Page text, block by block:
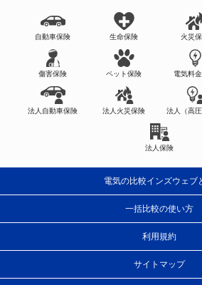
自動車保険 生命保険 火災
傷害保険 ペット保険 電気料
法人自動車保険 法人火災保険 法人（高
法人保険
電気の比較インズウェブ
一括比較の使い方
利用規約
サイトマップ